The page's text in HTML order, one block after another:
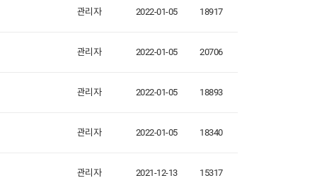
관리자 2022-01-05 18917
관리자 2022-01-05 20706
관리자 2022-01-05 18893
관리자 2022-01-05 18340
관리자 2021-12-13 15317